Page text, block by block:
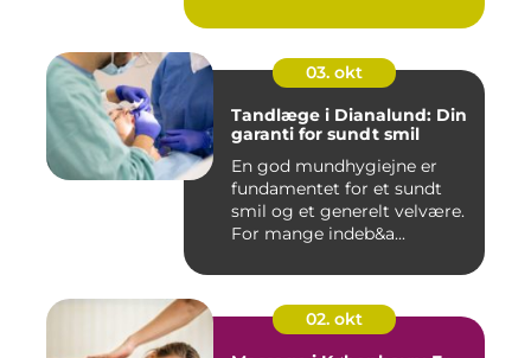
03. okt
Tandlæge i Dianalund: Din
garanti for sundt smil
En god mundhygiejne er
fundamentet for et sundt
smil og et generelt velvære.
For mange indeb&a...
02. okt